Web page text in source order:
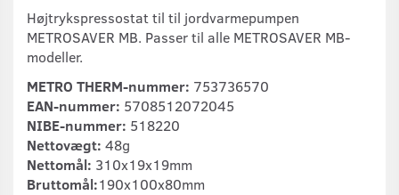
Højtrykspressostat til til jordvarmepumpen
METROSAVER MB. Passer til alle METROSAVER MB-
modeller.
METRO THERM-nummer: 753736570
EAN-nummer: 5708512072045
NIBE-nummer: 518220
Nettovægt: 48g
Nettomål: 310x19x19mm
Bruttomål:190x100x80mm